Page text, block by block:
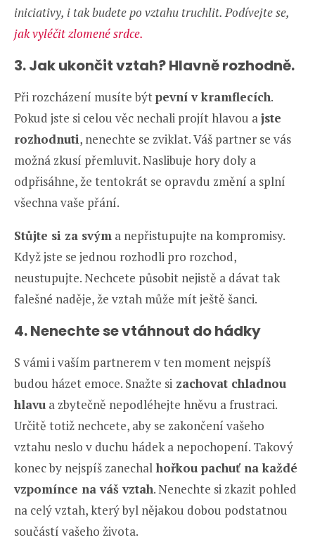
iniciativy, i tak budete po vztahu truchlit. Podívejte se,
jak vyléčit zlomené srdce.
3. Jak ukončit vztah? Hlavně rozhodně.
Při rozcházení musíte býtpevní v kramflecích.
Pokud jste si celou věc nechali projít hlavou ajste
rozhodnuti, nenechte se zviklat. Váš partner se vás
možná zkusí přemluvit. Naslibuje hory doly a
odpřisáhne, že tentokrát se opravdu změní a splní
všechna vaše přání.
Stůjte si za svým a nepřistupujte na kompromisy.
Když jste se jednou rozhodli pro rozchod,
neustupujte. Nechcete působit nejistě a dávat tak
falešné naděje, že vztah může mít ještě šanci.
4. Nenechte se vtáhnout do hádky
S vámi i vaším partnerem v ten moment nejspíš
budou házet emoce. Snažte si zachovat chladnou
hlavu a zbytečně nepodléhejte hněvu a frustraci.
Určitě totiž nechcete, aby se zakončení vašeho
vztahu neslo v duchu hádek a nepochopení. Takový
konec by nejspíš zanechal hořkou pachuť na každé
vzpomínce na váš vztah. Nenechte si zkazit pohled
na celý vztah, který byl nějakou dobou podstatnou
součástí vašeho života.